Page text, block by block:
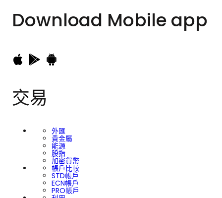
Download Mobile app
交易
外匯
貴金屬
能源
股指
加密貨幣
帳戶比較
STD帳戶
ECN帳戶
PRO帳戶